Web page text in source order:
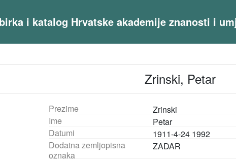
i katalog Hrvatske akademije znanosti i
Zrinski, Petar
Prezime
Zrinski
Ime
Petar
Datumi
1911-4-24 1992
Dodatna zemljopisna
oznaka
ZADAR